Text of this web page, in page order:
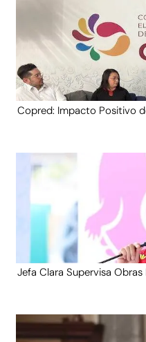
Copred: Impacto Positivo
Jefa Clara Supervisa